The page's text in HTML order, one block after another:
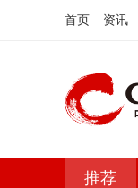
首页 资讯
推荐